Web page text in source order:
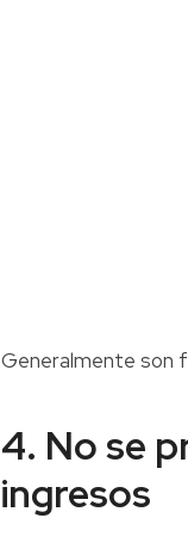
Generalmente son
4. No se
ingresos